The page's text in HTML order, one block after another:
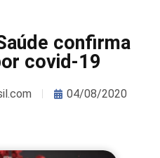
confirma
covid-19
04/08/2020